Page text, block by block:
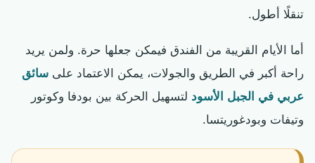
تنقلًا أطول.
أما الأيام القريبة من الفندق فيمكن جعلها حرة. ولمن يريد
راحة أكبر في الطريق والجولات، يمكن الاعتماد على سائق
عربي في الجبل الأسود لتسهيل الحركة بين بودفا وكوتور
وتيفات وبودغوريتسا.